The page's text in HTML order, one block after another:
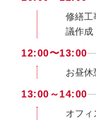
修繕工
議作成
12:00〜13:00
お昼休
13:00～14:00
オフィ